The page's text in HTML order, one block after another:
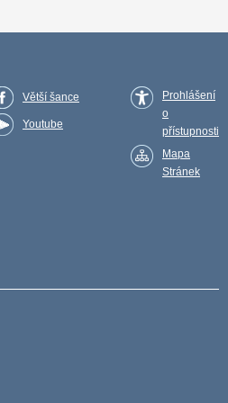
Větší šance
Youtube
Prohlášení
o
přístupnosti
Mapa
Stránek